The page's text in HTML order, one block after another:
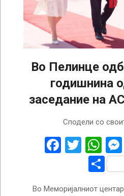
Во Пелинце
годишнина
заседание на
Сподели со
Во Меморијалниот